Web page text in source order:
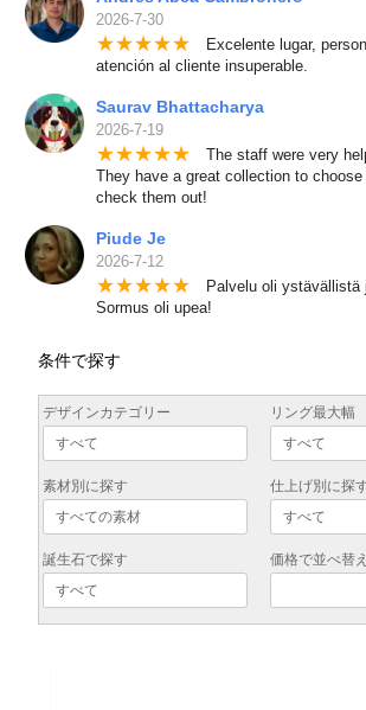
2026-7-30
★★★★★ Excelente lugar,
atención al cliente insuperable.
Saurav Bhattacharya
2026-7-19
★★★★★ The staff were very
They have a great collection to
check them out!
Piude Je
2026-7-12
★★★★★ Palvelu oli ystävällistä
Sormus oli upea!
条件で探す
デザインカテゴリー リング最大幅
素材別に探す 仕上げ別に探
誕生石で探す 価格で並べ替え